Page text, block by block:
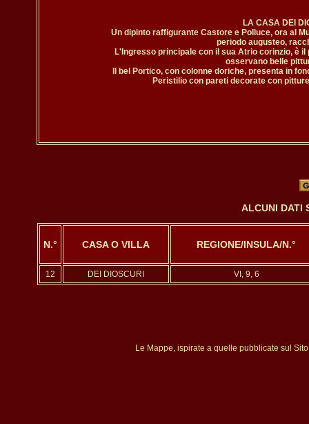
LA CASA DEI
Un dipinto raffigurante Castore e Polluce, ora al
periodo augusteo,
L'Ingresso principale con il sua Atrio corinzio, è
osservano belle
Il bel Portico, con colonne doriche, presenta in
Peristilio con pareti decorate con
ALCUNI DATI
N.° CASA O VILLA REGIONE/INSULA/N.°
12 DEI DIOSCURI VI, 9, 6
Le Mappe, ispirate a quelle pubblicate sul